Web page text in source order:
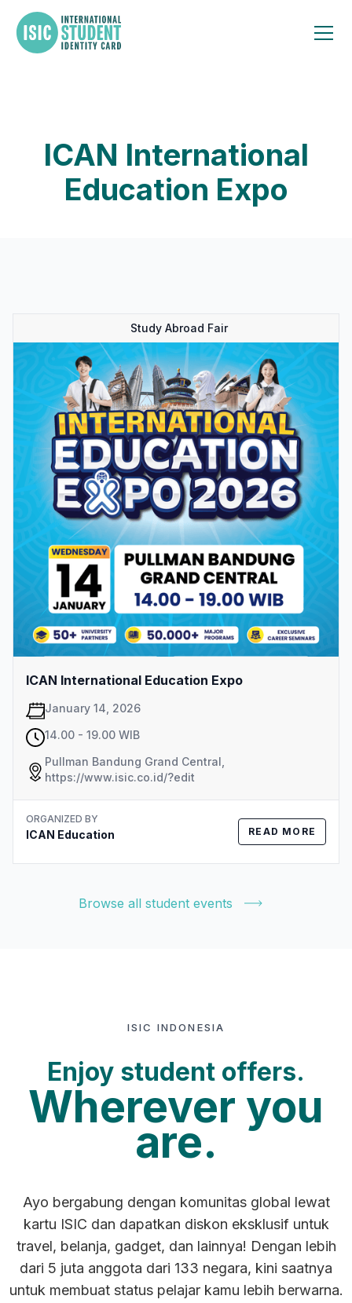
ICAN International
Education Expo
Study Abroad Fair
ICAN International Education Expo
January 14, 2026
14.00 - 19.00 WIB
Pullman Bandung Grand Central,
https://www.isic.co.id/?edit
ORGANIZED BY
ICAN Education READ MORE
Browse all student events
ISIC INDONESIA
Enjoy student offers.
Wherever you
are.
Ayo bergabung dengan komunitas global lewat
kartu ISIC dan dapatkan diskon eksklusif untuk
travel, belanja, gadget, dan lainnya! Dengan lebih
dari 5 juta anggota dari 133 negara, kini saatnya
untuk membuat status pelajar kamu lebih berwarna.